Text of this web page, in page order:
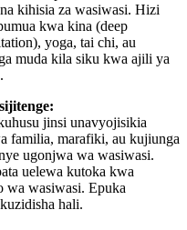
kihisia za wasiwasi. Hizi
kwa kina (deep
yoga, tai chi, au
muda kila siku kwa ajili ya
jinsi unavyojisikia
familia, marafiki, au kujiunga
ugonjwa wa wasiwasi.
uelewa kutoka kwa
wa wasiwasi. Epuka
hali.